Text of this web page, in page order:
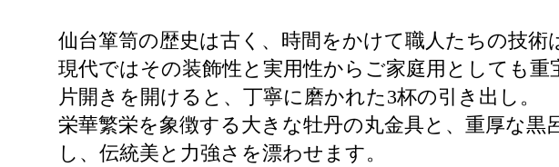
仙台箪笥の歴史は古く、時間をかけて職人たちの技術
現代ではその装飾性と実用性からご家庭用としても重
片開きを開けると、丁寧に磨かれた3杯の引き出し。
栄華繁栄を象徴する大きな牡丹の丸金具と、重厚な
し、伝統美と力強さを漂わせます。